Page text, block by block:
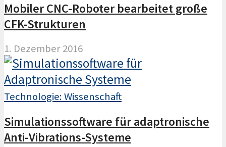
Mobiler CNC-Roboter bearbeitet große
CFK-Strukturen
1. Dezember 2016
Technologie: Wissenschaft
Simulationssoftware für adaptronische
Anti-Vibrations-Systeme